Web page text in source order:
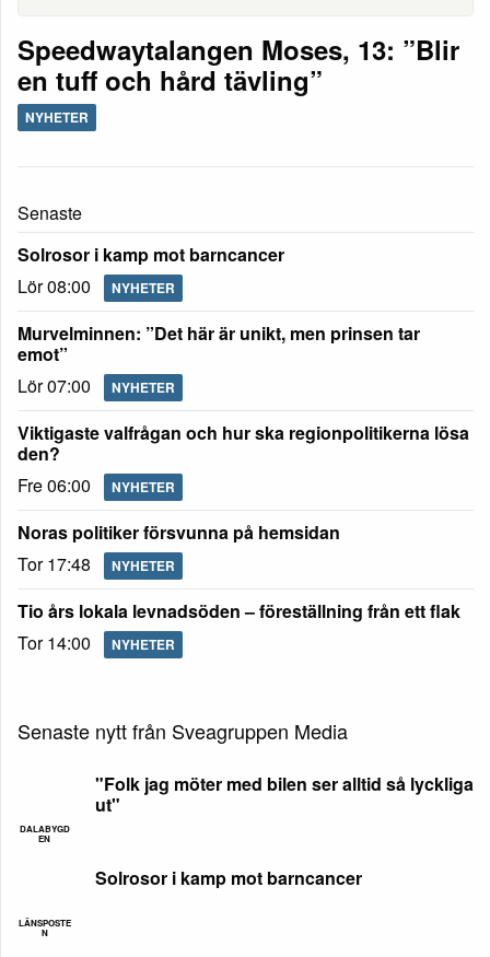
Speedwaytalangen Moses, 13: ”Blir
en tuff och hård tävling”
NYHETER
Senaste
Solrosor i kamp mot barncancer
Lör 08:00
NYHETER
Murvelminnen: ”Det här är unikt, men prinsen tar
emot”
Lör 07:00
NYHETER
Viktigaste valfrågan och hur ska regionpolitikerna lösa
den?
Fre 06:00
NYHETER
Noras politiker försvunna på hemsidan
Tor 17:48
NYHETER
Tio års lokala levnadsöden – föreställning från ett flak
Tor 14:00
NYHETER
Senaste nytt från Sveagruppen Media
DALABYGD
EN
"Folk jag möter med bilen ser alltid så lyckliga
ut"
LÄNSPOSTE
N
Solrosor i kamp mot barncancer